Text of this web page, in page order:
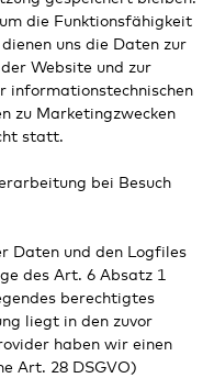
die Funktionsfähigkeit
uns die Daten zur
Website und zur
informationstechnischen
zu Marketingzwecken
statt.
bei Besuch
Daten und den Logfiles
des Art. 6 Absatz 1
berechtigtes
liegt in den zuvor
haben wir einen
Art. 28 DSGVO)